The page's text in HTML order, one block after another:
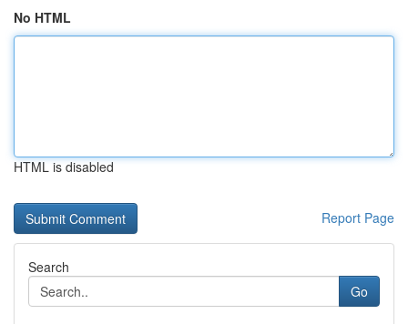
No HTML
HTML is disabled
Report Page
Search
Go